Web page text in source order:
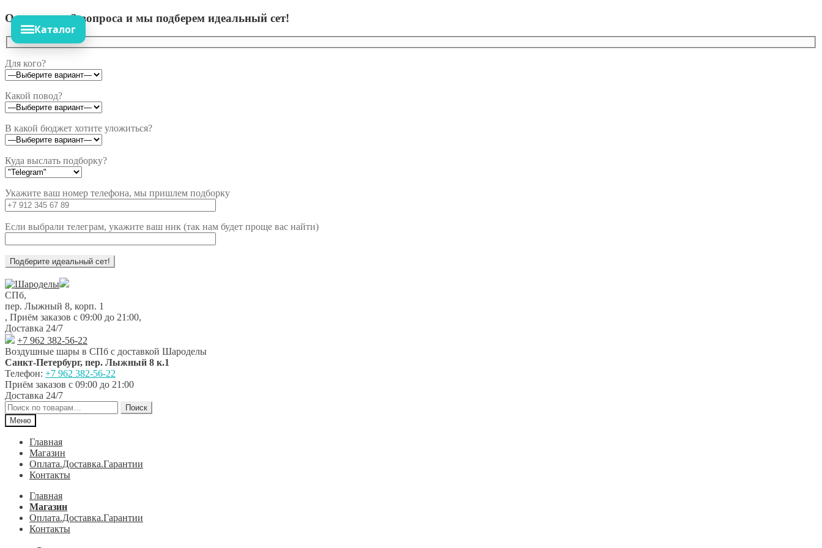
Ответьте на 3 вопроса и мы подберем идеальный сет!
Для кого?
Какой повод?
В какой бюджет хотите уложиться?
Куда выслать подборку?
Укажите ваш номер телефона, мы пришлем подборку
Если выбрали телеграм, укажите ваш ник (так нам будет проще вас найти)
Перейти
к
навигации
Перейти
к
содержимому
СПб,
пер. Лыжный 8, корп. 1
, Приём заказов с 09:00 до 21:00,
Доставка 24/7
+7 962 382-56-22
Воздушные шары в СПб с доставкой Шароделы
Санкт-Петербург, пер. Лыжный 8 к.1
Телефон: +7 962 382-56-22
Приём заказов с 09:00 до 21:00
Доставка 24/7
Искать:
Поиск
Меню
Главная
Магазин
Оплата.Доставка.Гарантии
Контакты
Главная
Магазин
Оплата.Доставка.Гарантии
Контакты
Каталог